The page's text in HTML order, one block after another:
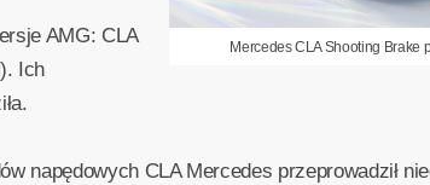
Mercedes CLA Shooting Brake
AMG: CLA
Ich
napędowych CLA Mercedes przeprowadził